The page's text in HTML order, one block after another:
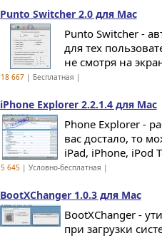
Punto Switcher 2.0 для Mac
Punto Switcher -
для тех
не смотря на
18 667| Бесплатная |
iPhone Explorer 2.2.1.4 для Mac
Phone Explorer -
вас достало, то
iPad, iPhone, iPod
5 645| Условно-бесплатная |
BootXChanger 1.0.3 для Mac
BootXChanger -
при загрузки